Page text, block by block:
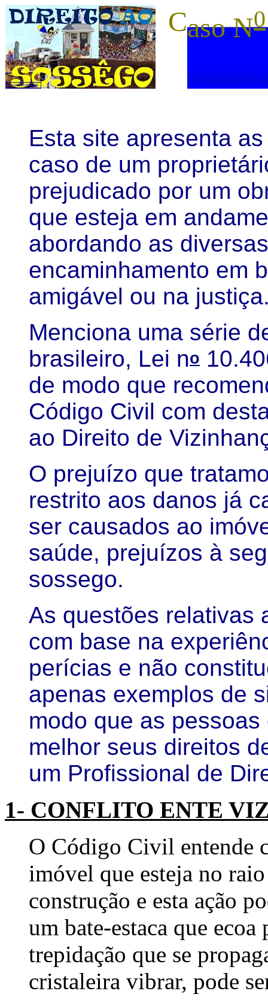
Caso N0
Esta site apresenta
caso de um
prejudicado por um
que esteja em
abordando as
encaminhamento em
amigável ou na
Menciona uma série
brasileiro, Lei no
de modo que
Código Civil com
ao Direito de
O prejuízo que
restrito aos danos já
ser causados ao
saúde, prejuízos à
sossego.
As questões relativas
com base na
perícias e não
apenas exemplos de
modo que as
melhor seus direitos
um Profissional de
1- CONFLITO ENTE
O Código Civil entende
imóvel que esteja no
construção e esta ação
um bate-estaca que
trepidação que se
cristaleira vibrar, pode